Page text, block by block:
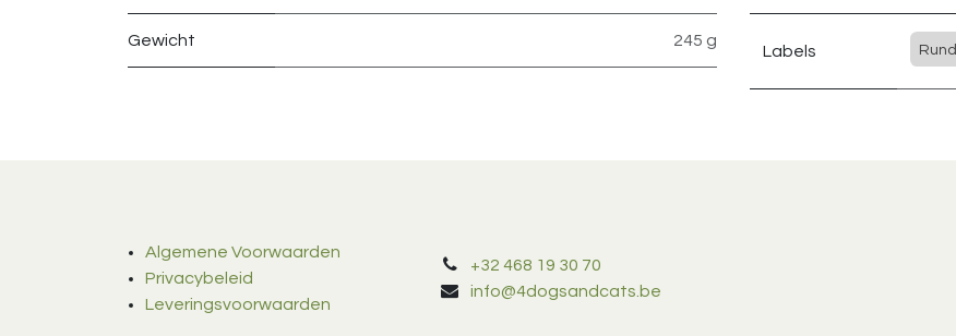
Gewicht 245 g
Labels Rund
Algemene Voorwaarden
Privacybeleid
Leveringsvoorwaarden
+32 468 19 30 70
info@4dogsandcats.be